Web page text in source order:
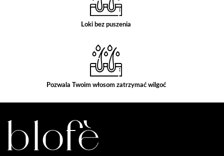
Loki bez puszenia
Pozwala Twoim włosom zatrzymać wilgoć